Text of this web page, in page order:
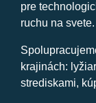
pre
ruchu na svete.
krajinách:
strediskami,